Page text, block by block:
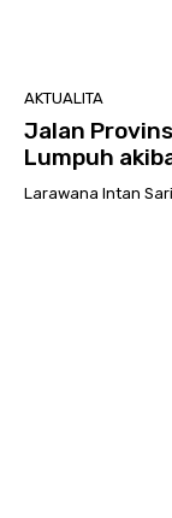
AKTUALITA
Jalan
Lumpuh
Larawana Intan